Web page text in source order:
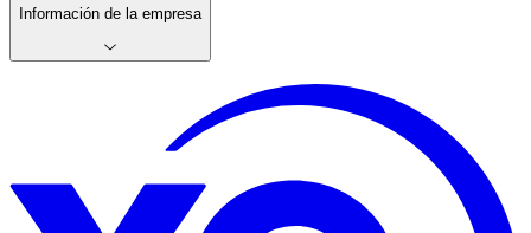
Información de la empresa